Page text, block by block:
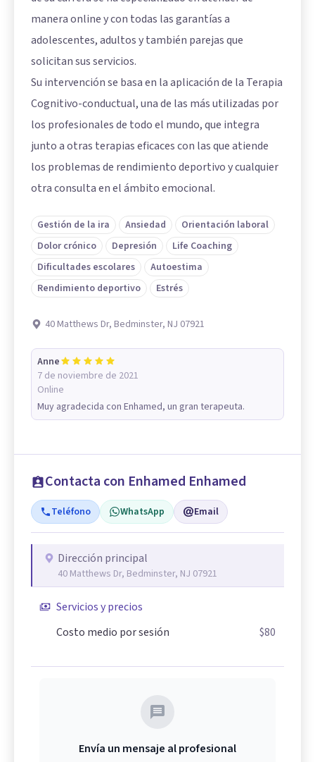
manera online y con todas las garantías a
adolescentes, adultos y también parejas que
solicitan sus servicios.
Su intervención se basa en la aplicación de la Terapia
Cognitivo-conductual, una de las más utilizadas por
los profesionales de todo el mundo, que integra
junto a otras terapias eficaces con las que atiende
los problemas de rendimiento deportivo y cualquier
otra consulta en el ámbito emocional.
Gestión de la ira Ansiedad
Orientación laboral
Dolor crónico
Depresión
Life Coaching
Dificultades escolares
Autoestima
Rendimiento deportivo
Estrés
40 Matthews Dr, Bedminster, NJ 07921
Anne
7 de noviembre de 2021
Online
Muy agradecida con Enhamed, un gran terapeuta.
Contacta con Enhamed Enhamed
Teléfono WhatsApp Email
Dirección principal
40 Matthews Dr, Bedminster, NJ 07921
Servicios y precios
Costo medio por sesión
$80
Envía un mensaje al profesional